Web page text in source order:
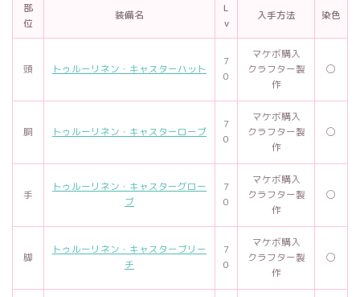
部
位
装備名
L
v
入手方法 染色
頭 トゥルーリネン・キャスターハット
7
0
マケボ購入
クラフター製
作
◯
胴 トゥルーリネン・キャスターローブ
7
0
マケボ購入
クラフター製
作
◯
手
トゥルーリネン・キャスターグロー
ブ
7
0
マケボ購入
クラフター製
作
◯
脚
トゥルーリネン・キャスターブリー
チ
7
0
マケボ購入
クラフター製
作
◯